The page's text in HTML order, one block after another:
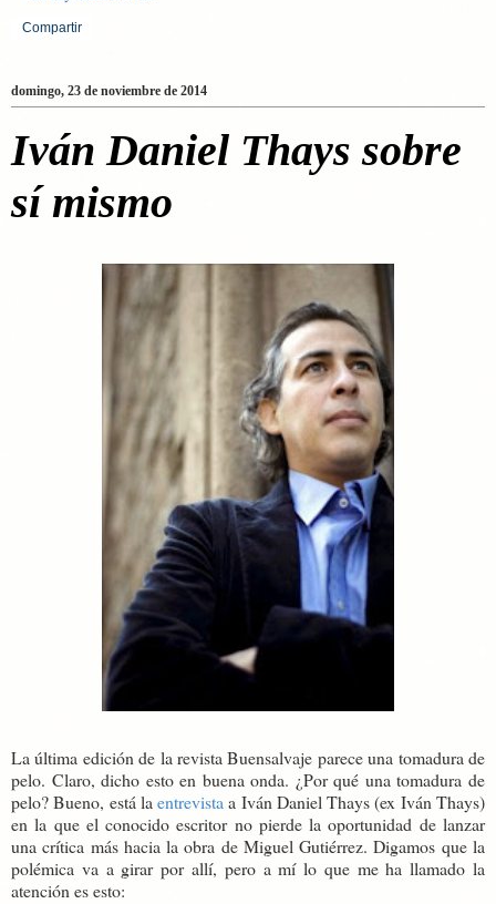
Compartir
domingo, 23 de noviembre de 2014
Iván Daniel Thays sobre
sí mismo
La última edición de la revista Buensalvaje parece una tomadura de
pelo. Claro, dicho esto en buena onda. ¿Por qué una tomadura de
pelo? Bueno, está laentrevistaa Iván Daniel Thays (ex Iván Thays)
en la que el conocido escritor no pierde la oportunidad de lanzar
una crítica más hacia la obra de Miguel Gutiérrez. Digamos que la
polémica va a girar por allí, pero a mí lo que me ha llamado la
atención es esto: